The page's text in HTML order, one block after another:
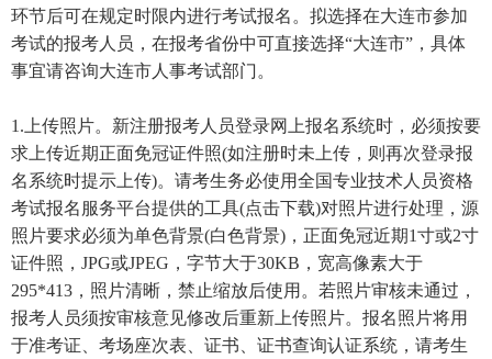
环节后可在规定时限内进行考试报名。拟选择在大连市参加
考试的报考人员，在报考省份中可直接选择“大连市”，具体
事宜请咨询大连市人事考试部门。
1.上传照片。新注册报考人员登录网上报名系统时，必须按要
求上传近期正面免冠证件照(如注册时未上传，则再次登录报
名系统时提示上传)。请考生务必使用全国专业技术人员资格
考试报名服务平台提供的工具(点击下载)对照片进行处理，源
照片要求必须为单色背景(白色背景)，正面免冠近期1寸或2寸
证件照，JPG或JPEG，字节大于30KB，宽高像素大于
295*413，照片清晰，禁止缩放后使用。若照片审核未通过，
报考人员须按审核意见修改后重新上传照片。报名照片将用
于准考证、考场座次表、证书、证书查询认证系统，请考生